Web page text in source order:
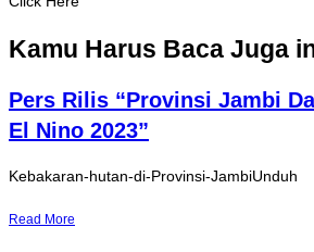
Kamu Harus Baca Juga
Pers Rilis “Provinsi Jambi
El Nino 2023”
Kebakaran-hutan-di-Provinsi-JambiUnduh
Read More